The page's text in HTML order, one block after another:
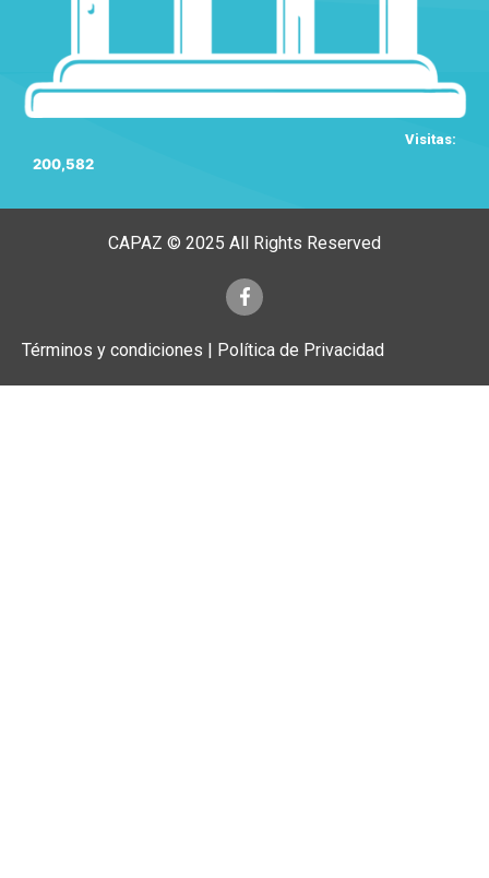
Visitas:
200,582
CAPAZ © 2025 All Rights Reserved
Términos y condiciones | Política de Privacidad